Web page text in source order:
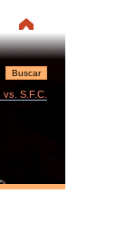
vs. S.F.C.